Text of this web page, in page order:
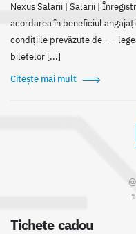
Nexus Salarii | Salarii |
acordarea în beneficiul
condițiile prevăzute de _ _
biletelor [...]
Citește mai mult
Tichete cadou